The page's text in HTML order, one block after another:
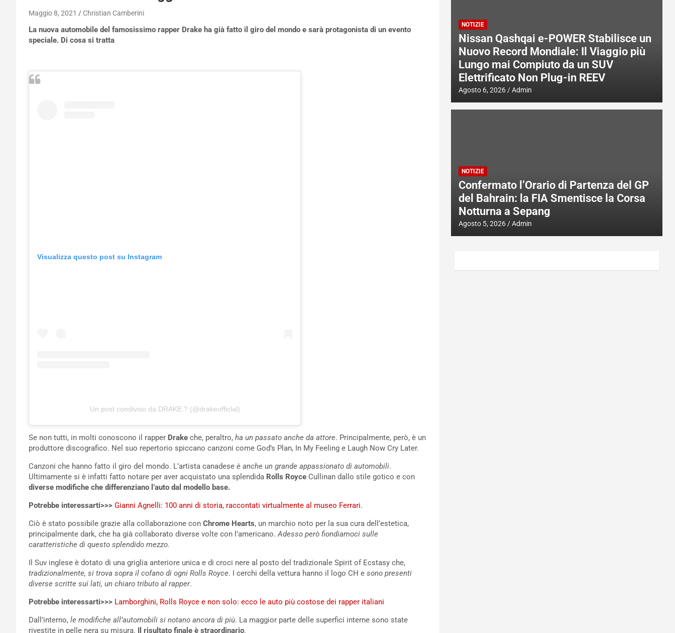
Maggio 8, 2021 Christian Camberini
La nuova automobile del famosissimo rapper Drake ha già fatto il giro del mondo e sarà protagonista di un evento
speciale. Di cosa si tratta
Visualizza questo post su Instagram
Un post condiviso da DRAKE ? (@drakeofficlal)
Se non tutti, in molti conoscono il rapper Drake che, peraltro, ha un passato anche da attore. Principalmente, però, è un
produttore discografico. Nel suo repertorio spiccano canzoni come God’s Plan, In My Feeling e Laugh Now Cry Later.
Canzoni che hanno fatto il giro del mondo. L’artista canadese è anche un grande appassionato di automobili.
Ultimamente si è infatti fatto notare per aver acquistato una splendida Rolls Royce Cullinan dallo stile gotico e con
diverse modifiche che differenziano l’auto dal modello base.
Potrebbe interessarti>>> Gianni Agnelli: 100 anni di storia, raccontati virtualmente al museo Ferrari.
Ciò è stato possibile grazie alla collaborazione con Chrome Hearts, un marchio noto per la sua cura dell’estetica,
principalmente dark, che ha già collaborato diverse volte con l’americano.Adesso però fiondiamoci sulle
caratteristiche di questo splendido mezzo.
Il Suv inglese è dotato di una griglia anteriore unica e di croci nere al posto del tradizionale Spirit of Ecstasy che,
tradizionalmente, si trova sopra il cofano di ogni Rolls Royce. I cerchi della vettura hanno il logo CH e sono presenti
diverse scritte sui lati, un chiaro tributo al rapper.
Potrebbe interessarti>>> Lamborghini, Rolls Royce e non solo: ecco le auto più costose dei rapper italiani
Dall’interno, le modifiche all’automobili si notano ancora di più. La maggior parte delle superfici interne sono state
rivestite in pelle nera su misura. Il risultato finale è straordinario.
NOTIZIE
Nissan Qashqai e-POWER Stabilisce un
Nuovo Record Mondiale: Il Viaggio più
Lungo mai Compiuto da un SUV
Elettrificato Non Plug-in REEV
Agosto 6, 2026 Admin
NOTIZIE
Confermato l’Orario di Partenza del GP
del Bahrain: la FIA Smentisce la Corsa
Notturna a Sepang
Agosto 5, 2026 Admin